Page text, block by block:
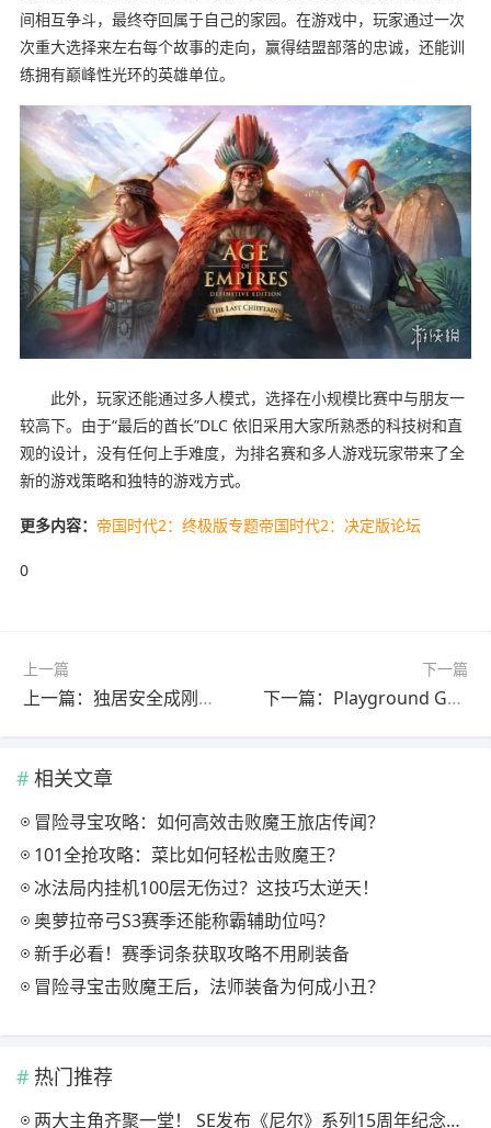
间相互争斗，最终夺回属于自己的家园。在游戏中，玩家通过一次
次重大选择来左右每个故事的走向，赢得结盟部落的忠诚，还能训
练拥有巅峰性光环的英雄单位。
此外，玩家还能通过多人模式，选择在小规模比赛中与朋友一
较高下。由于“最后的酋长”DLC 依旧采用大家所熟悉的科技树和直
观的设计，没有任何上手难度，为排名赛和多人游戏玩家带来了全
新的游戏策略和独特的游戏方式。
更多内容： 帝国时代2：终极版专题帝国时代2：决定版论坛
0
上一篇
上一篇：独居安全成刚需，一款“死了么”APP竟让年轻人日赚万元
下一篇
下一篇：Playground Games竟藏第三款神秘新作，新工作室成立真相曝光
相关文章
冒险寻宝攻略：如何高效击败魔王旅店传闻？
101全抢攻略：菜比如何轻松击败魔王？
冰法局内挂机100层无伤过？这技巧太逆天！
奥萝拉帝弓S3赛季还能称霸辅助位吗？
新手必看！赛季词条获取攻略不用刷装备
冒险寻宝击败魔王后，法师装备为何成小丑？
热门推荐
两大主角齐聚一堂！ SE发布《尼尔》系列15周年纪念典藏套装